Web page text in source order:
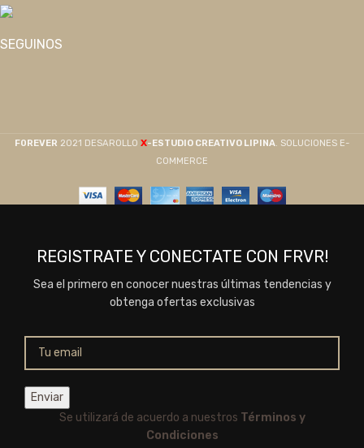
SEGUINOS
F0REVER 2021 DESAROLLO X-ESTUDIO CREATIVO LIPINA. SOLUCIONES E-
COMMERCE
REGISTRATE Y CONECTATE CON FRVR!
Sea el primero en conocer nuestras últimas tendencias y
obtenga ofertas exclusivas
Se utilizará de acuerdo a nuestros Términos y
Condiciones